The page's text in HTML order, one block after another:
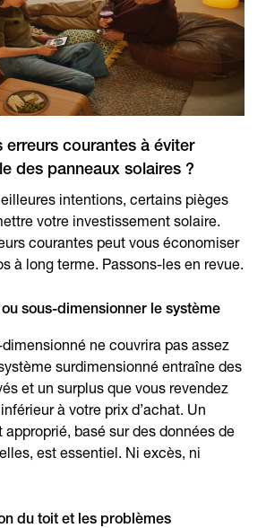
erreurs courantes à éviter
des panneaux solaires ?
intentions, certains pièges
votre investissement solaire.
courantes peut vous économiser
à long terme. Passons-les en revue.
sous-dimensionner le système
ne couvrira pas assez
surdimensionné entraîne des
et un surplus que vous revendez
à votre prix d’achat. Un
basé sur des données de
est essentiel. Ni excès, ni
du toit et les problèmes